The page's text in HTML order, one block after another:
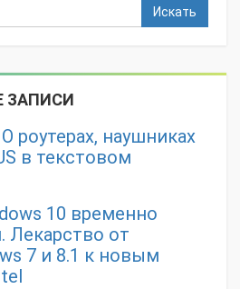
Искать
ЗАПИСИ
роутерах, наушниках
в текстовом
10 временно
Лекарство от
7 и 8.1 к новым